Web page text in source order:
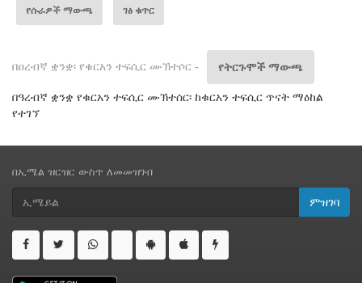
የሱራዎች ማውጫ ገፅ ቁጥር
በዐረብኛ ቋንቋ፡ የቁርአን ተፍሲር ሙኽተሶር - የትርጉሞች ማውጫ
በዓረብኛ ቋንቋ የቁርአን ተፍሲር ሙኽተሰር፡ ከቁርአን ተፍሲር ጥናት ማዕከል
የተገኘ
በኢሜል ዝርዝር ውስጥ ለመመዝገብ
ምዝገባ